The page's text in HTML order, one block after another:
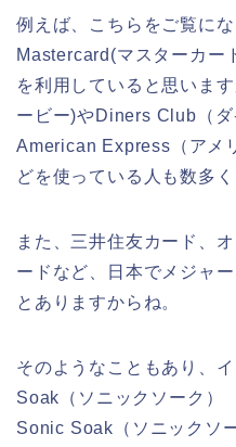
例えば、こちらをご覧に
Mastercard(マスターカー
を利用していると思いま
ービー)やDiners Club（ダ
American Express（アメ
どを使っている人も数多く
また、三井住友カード、
ードなど、日本でメジャ
とありますからね。
そのようなこともあり、
Soak（ソニックソーク
Sonic Soak（ソニック